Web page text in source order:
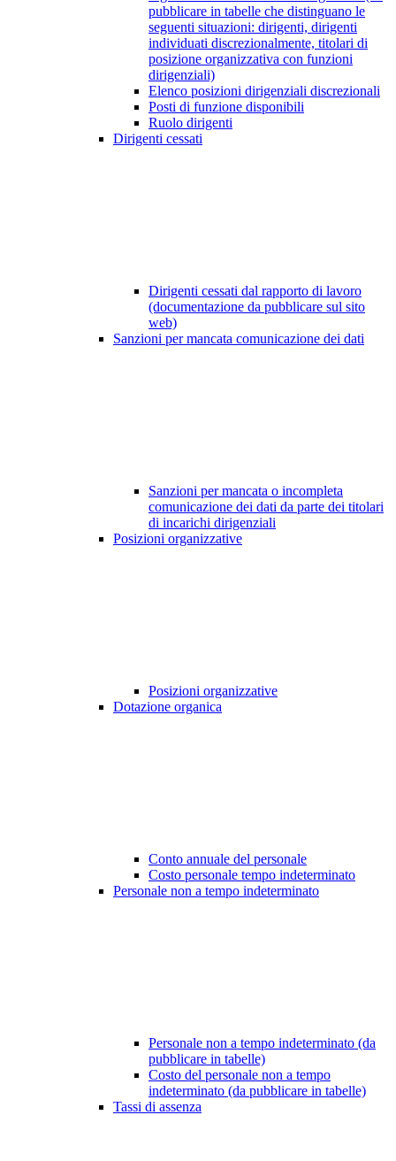
pubblicare in tabelle che distinguano le
seguenti situazioni: dirigenti, dirigenti
individuati discrezionalmente, titolari di
posizione organizzativa con funzioni
dirigenziali)
Elenco posizioni dirigenziali discrezionali
Posti di funzione disponibili
Ruolo dirigenti
Dirigenti cessati
Dirigenti cessati dal rapporto di lavoro
(documentazione da pubblicare sul sito
web)
Sanzioni per mancata comunicazione dei dati
Sanzioni per mancata o incompleta
comunicazione dei dati da parte dei titolari
di incarichi dirigenziali
Posizioni organizzative
Posizioni organizzative
Dotazione organica
Conto annuale del personale
Costo personale tempo indeterminato
Personale non a tempo indeterminato
Personale non a tempo indeterminato (da
pubblicare in tabelle)
Costo del personale non a tempo
indeterminato (da pubblicare in tabelle)
Tassi di assenza